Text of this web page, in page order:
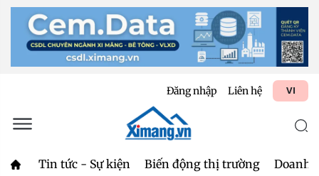
Đăng nhập Liên hệ VI
Tin tức - Sự kiện Biến động thị trường Doanh